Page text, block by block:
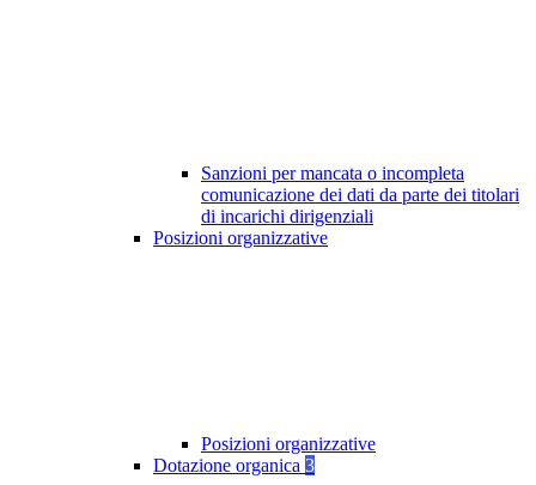
Sanzioni per mancata o incompleta
comunicazione dei dati da parte dei titolari
di incarichi dirigenziali
Posizioni organizzative
Posizioni organizzative
Dotazione organica 3